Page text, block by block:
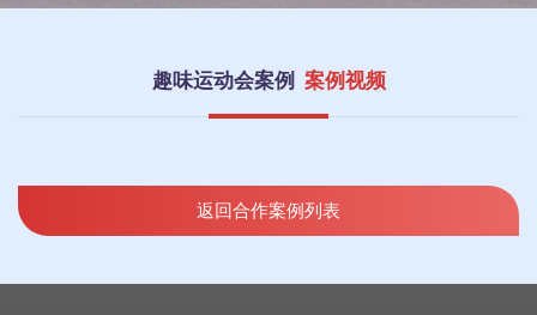
趣味运动会案例 案例视频
返回合作案例列表